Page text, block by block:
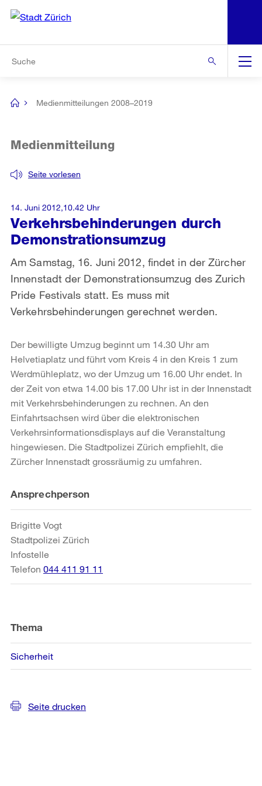
Navigation
[no
Medienmitteilungen 2008–2019
Verkehrsbehinderungen durch
Demonstrationsumzug
Seite vorlesen
Medienmitteilung
Am Samstag, 16. Juni 2012, findet in der Zürcher
Innenstadt der Demonstrationsumzug des Zurich
Pride Festivals statt. Es muss mit
Verkehrsbehinderungen gerechnet werden.
14. Juni 2012,10.42 Uhr
Der bewilligte Umzug beginnt um 14.30 Uhr am
Helvetiaplatz und führt vom Kreis 4 in den Kreis 1 zum
Werdmühleplatz, wo der Umzug um 16.00 Uhr endet. In
der Zeit von etwa 14.00 bis 17.00 Uhr ist in der Innenstadt
mit Verkehrsbehinderungen zu rechnen. An den
Einfahrtsachsen wird über die elektronischen
Verkehrsinformationsdisplays auf die Veranstaltung
hingewiesen. Die Stadtpolizei Zürich empfiehlt, die
Zürcher Innenstadt grossräumig zu umfahren.
Weitere
Informationen
Ansprechperson
Brigitte Vogt
Stadtpolizei Zürich
Infostelle
Telefon 044 411 91 11
Thema
Sicherheit
Seite drucken